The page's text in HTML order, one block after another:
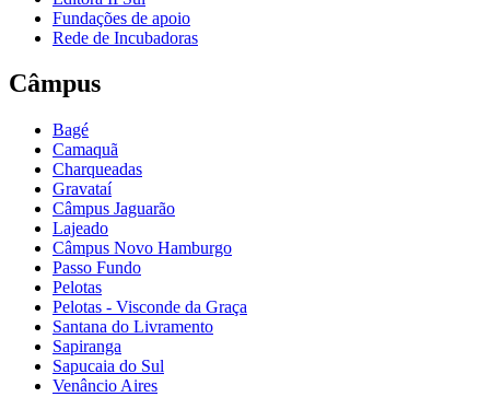
Fundações de apoio
Rede de Incubadoras
Câmpus
Bagé
Camaquã
Charqueadas
Gravataí
Câmpus Jaguarão
Lajeado
Câmpus Novo Hamburgo
Passo Fundo
Pelotas
Pelotas - Visconde da Graça
Santana do Livramento
Sapiranga
Sapucaia do Sul
Venâncio Aires